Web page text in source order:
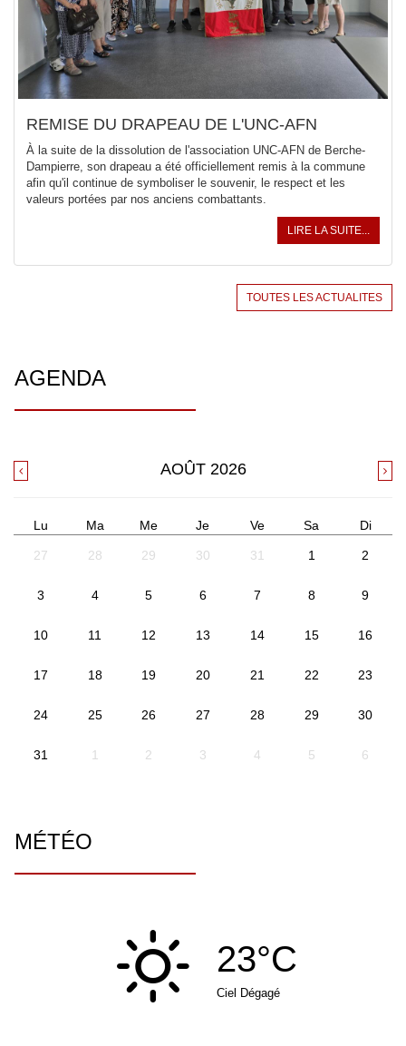
REMISE DU DRAPEAU DE L'UNC-AFN
À la suite de la dissolution de l'association UNC-AFN de Berche-
Dampierre, son drapeau a été officiellement remis à la commune
afin qu'il continue de symboliser le souvenir, le respect et les
valeurs portées par nos anciens combattants.
LIRE LA SUITE...
TOUTES LES ACTUALITES
AGENDA
AOÛT 2026
Lu Ma Me Je Ve Sa Di
27 28 29 30 31 1 2
3 4 5 6 7 8 9
10 11 12 13 14 15 16
17 18 19 20 21 22 23
24 25 26 27 28 29 30
31 1 2 3 4 5 6
MÉTÉO
23°C
Ciel Dégagé